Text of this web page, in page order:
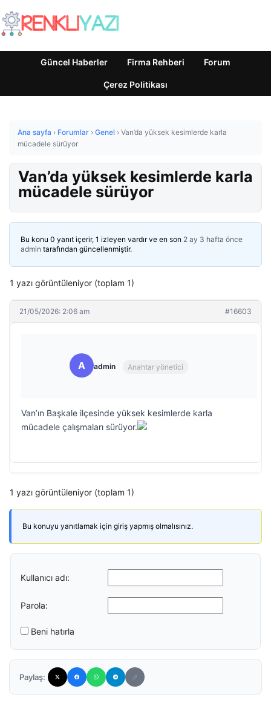
Güncel Haberler Firma Rehberi Forum
Çerez Politikası
Ana sayfa › Forumlar › Genel › Van’da yüksek kesimlerde karla
mücadele sürüyor
Van’da yüksek kesimlerde karla
mücadele sürüyor
Bu konu 0 yanıt içerir, 1 izleyen vardır ve en son 2 ay 3 hafta önce
admin tarafından güncellenmiştir.
1 yazı görüntüleniyor (toplam 1)
21/05/2026: 2:06 am #16603
A admin Anahtar yönetici
Van’ın Başkale ilçesinde yüksek kesimlerde karla
mücadele çalışmaları sürüyor.
1 yazı görüntüleniyor (toplam 1)
Bu konuyu yanıtlamak için giriş yapmış olmalısınız.
Kullanıcı adı:
Parola:
Beni hatırla
Paylaş: